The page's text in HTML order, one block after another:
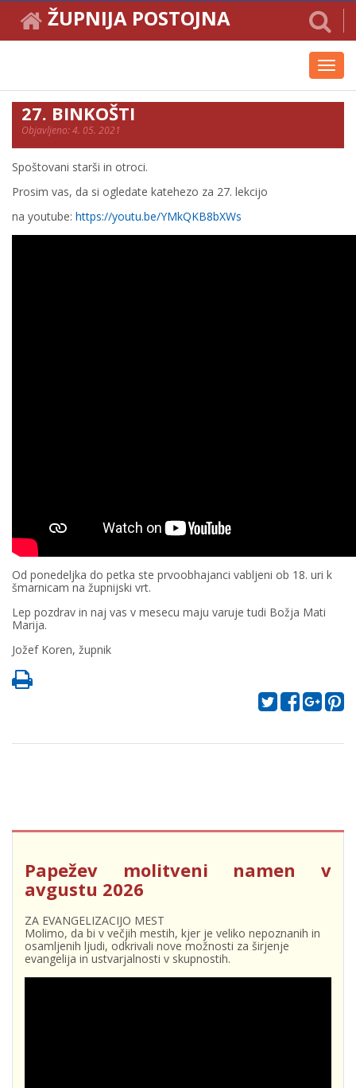
ŽUPNIJA POSTOJNA
27. BINKOŠTI
Objavljeno: 4. 05. 2021
Spoštovani starši in otroci.
Prosim vas, da si ogledate katehezo za 27. lekcijo
na youtube: https://youtu.be/YMkQKB8bXWs
Od ponedeljka do petka ste prvoobhajanci vabljeni ob 18. uri k
šmarnicam na župnijski vrt.
Lep pozdrav in naj vas v mesecu maju varuje tudi Božja Mati
Marija.
Jožef Koren, župnik
Papežev molitveni namen v
avgustu 2026
ZA EVANGELIZACIJO MEST
Molimo, da bi v večjih mestih, kjer je veliko nepoznanih in
osamljenih ljudi, odkrivali nove možnosti za širjenje
evangelija in ustvarjalnosti v skupnostih.